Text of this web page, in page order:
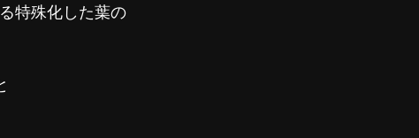
特殊化した葉の